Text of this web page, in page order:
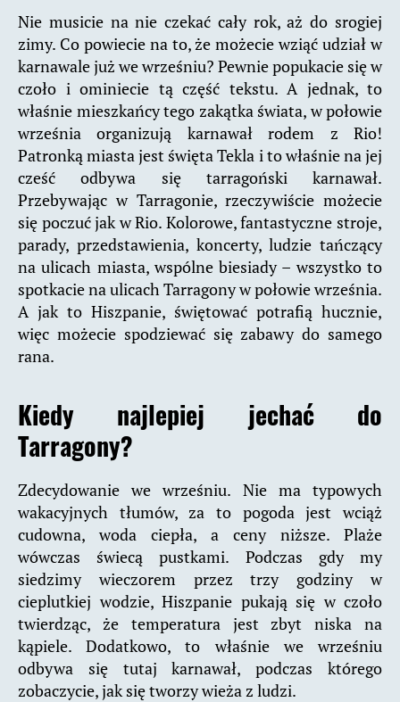
Nie musicie na nie czekać cały rok, aż do srogiej
zimy. Co powiecie na to, że możecie wziąć udział w
karnawale już we wrześniu? Pewnie popukacie się w
czoło i ominiecie tą część tekstu. A jednak, to
właśnie mieszkańcy tego zakątka świata, w połowie
września organizują karnawał rodem z Rio!
Patronką miasta jest święta Tekla i to właśnie na jej
cześć odbywa się tarragoński karnawał.
Przebywając w Tarragonie, rzeczywiście możecie
się poczuć jak w Rio. Kolorowe, fantastyczne stroje,
parady, przedstawienia, koncerty, ludzie tańczący
na ulicach miasta, wspólne biesiady – wszystko to
spotkacie na ulicach Tarragony w połowie września.
A jak to Hiszpanie, świętować potrafią hucznie,
więc możecie spodziewać się zabawy do samego
rana.
Kiedy najlepiej jechać do
Tarragony?
Zdecydowanie we wrześniu. Nie ma typowych
wakacyjnych tłumów, za to pogoda jest wciąż
cudowna, woda ciepła, a ceny niższe. Plaże
wówczas świecą pustkami. Podczas gdy my
siedzimy wieczorem przez trzy godziny w
cieplutkiej wodzie, Hiszpanie pukają się w czoło
twierdząc, że temperatura jest zbyt niska na
kąpiele. Dodatkowo, to właśnie we wrześniu
odbywa się tutaj karnawał, podczas którego
zobaczycie, jak się tworzy wieża z ludzi.